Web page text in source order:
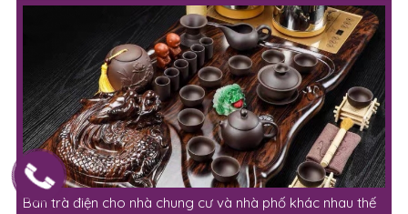
Bàn trà điện cho nhà chung cư và nhà phố khác nhau thế